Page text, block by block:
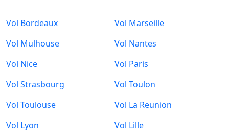
Vol Bordeaux
Vol Marseille
Vol Mulhouse
Vol Nantes
Vol Nice
Vol Paris
Vol Strasbourg
Vol Toulon
Vol Toulouse
Vol La Reunion
Vol Lyon
Vol Lille